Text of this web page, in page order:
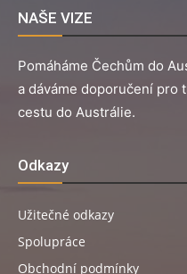
NAŠE VIZE
Pomáháme Čechům do
a dáváme doporučení pro
cestu do Austrálie.
Odkazy
Užitečné odkazy
Spolupráce
Obchodní podmínky